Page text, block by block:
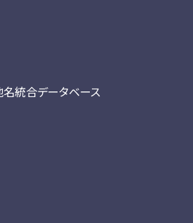
名統合データベース